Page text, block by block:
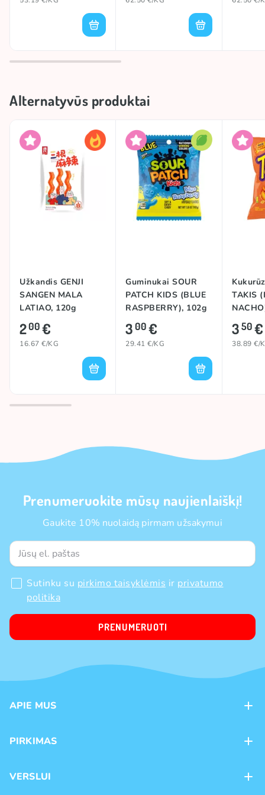
Alternatyvūs produktai
Užkandis GENJI
SANGEN MALA
LATIAO, 120g
200€
16.67 €/KG
Guminukai SOUR
PATCH KIDS (BLUE
RASPBERRY), 102g
300€
29.41 €/KG
TAKIS
350€
38.89 €/
Prenumeruokite mūsų naujienlaiškį!
Gaukite 10% nuolaidą pirmam užsakymui
Sutinku su pirkimo taisyklėmis ir privatumo
politika
PRENUMERUOTI
APIE MUS
Kontaktai
PIRKIMAS
Pristatymas
VERSLUI